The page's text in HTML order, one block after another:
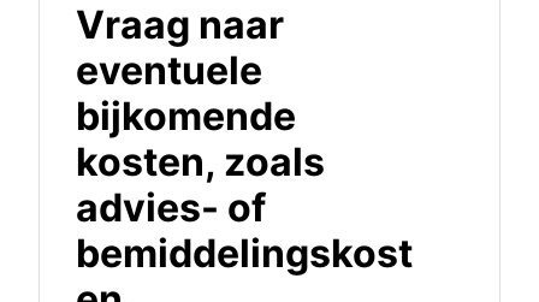
Vraag naar
eventuele
bijkomende
kosten, zoals
advies- of
bemiddelingskost